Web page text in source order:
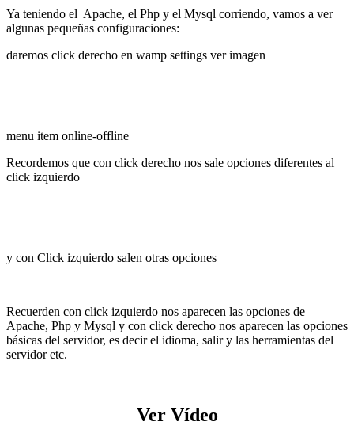
Ya teniendo el Apache, el Php y el Mysql corriendo, vamos a ver
algunas pequeñas configuraciones:
daremos click derecho en wamp settings ver imagen
menu item online-offline
Recordemos que con click derecho nos sale opciones diferentes al
click izquierdo
y con Click izquierdo salen otras opciones
Recuerden con click izquierdo nos aparecen las opciones de
Apache, Php y Mysql y con click derecho nos aparecen las opciones
básicas del servidor, es decir el idioma, salir y las herramientas del
servidor etc.
Ver Vídeo